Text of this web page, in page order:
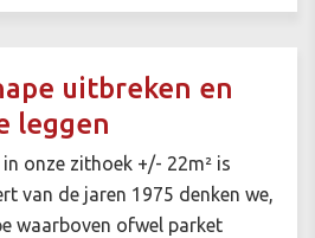
uitbreken en
leggen
onze zithoek +/- 22m² is
van de jaren 1975 denken we,
waarboven ofwel parket